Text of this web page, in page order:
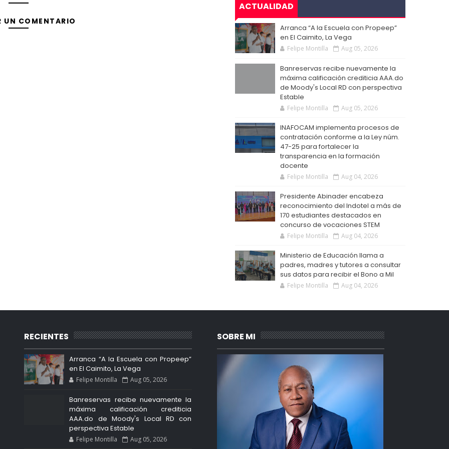
UN COMENTARIO
ACTUALIDAD
Arranca “A la Escuela con Propeep”
en El Caimito, La Vega
Felipe Montilla Aug 05, 2026
Banreservas recibe nuevamente la
máxima calificación crediticia AAA.do
de Moody's Local RD con perspectiva
Estable
Felipe Montilla Aug 05, 2026
INAFOCAM implementa procesos de
contratación conforme a la Ley núm.
47-25 para fortalecer la
transparencia en la formación
docente
Felipe Montilla Aug 04, 2026
Presidente Abinader encabeza
reconocimiento del Indotel a más de
170 estudiantes destacados en
concurso de vocaciones STEM
Felipe Montilla Aug 04, 2026
Ministerio de Educación llama a
padres, madres y tutores a consultar
sus datos para recibir el Bono a Mil
Felipe Montilla Aug 04, 2026
RECIENTES
Arranca “A la Escuela con Propeep”
en El Caimito, La Vega
Felipe Montilla Aug 05, 2026
Banreservas recibe nuevamente la
máxima calificación crediticia
AAA.do de Moody's Local RD con
perspectiva Estable
Felipe Montilla Aug 05, 2026
SOBRE MI